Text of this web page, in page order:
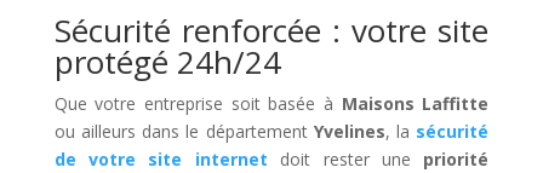
Sécurité renforcée : votre site
protégé 24h/24
Que votre entreprise soit basée à Maisons Laffitte
ou ailleurs dans le département Yvelines, la sécurité
de votre site internet doit rester une priorité